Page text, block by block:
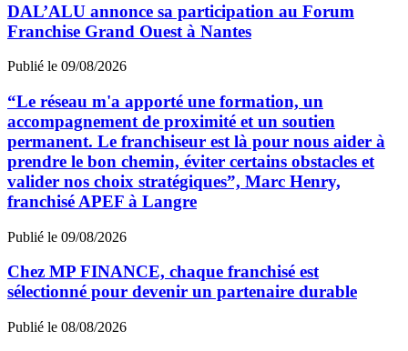
DAL’ALU annonce sa participation au Forum
Franchise Grand Ouest à Nantes
Publié le 09/08/2026
“Le réseau m'a apporté une formation, un
accompagnement de proximité et un soutien
permanent. Le franchiseur est là pour nous aider à
prendre le bon chemin, éviter certains obstacles et
valider nos choix stratégiques”, Marc Henry,
franchisé APEF à Langre
Publié le 09/08/2026
Chez MP FINANCE, chaque franchisé est
sélectionné pour devenir un partenaire durable
Publié le 08/08/2026